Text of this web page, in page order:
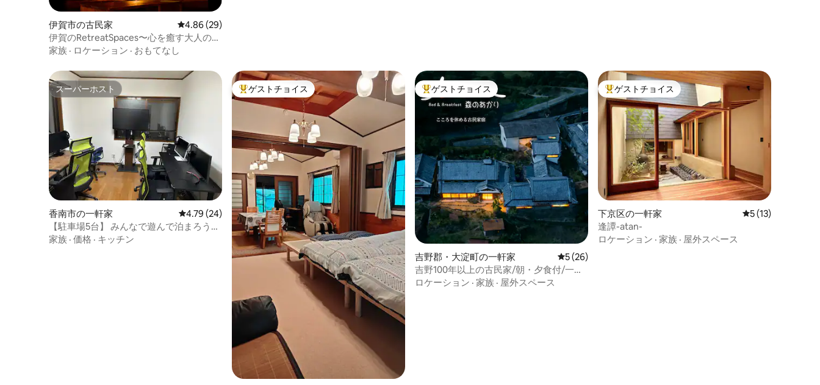
伊賀市の古民家 レビュー29件、5つ星中4.86つ星の平均評価
4.86 (29)
伊賀のRetreatSpaces〜心を癒す大人の空
間〜広々BBQスペース※一組限定貸切 ゴル
家族 · ロケーション · おもてなし
スーパーホスト
スーパーホスト
香南市の一軒家 レビュー24件、5つ星中4.79つ星の平均評価
4.79 (24)
【駐車場5台】 みんなで遊んで泊まろう！
【USJまで1時間半・トコジラミなし】
家族 · 価格 · キッチン
大好評のゲストチョイスです。
ゲストチョイス 大好評のゲストチョイスです。
ゲストチョイス
吉野郡・大淀町の一軒家 レビュー26件、5つ星中5つ星の平均評価
5 (26)
吉野100年以上の古民家/朝・夕食付/一日
一組限定/緑に囲まれた静かな宿
ロケーション · 家族 · 屋外スペース
大好評のゲストチョイスです。
ゲストチョイス
下京区の一軒家 レビュー13件、5
5 (13)
逢譚-atan-
ロケーション · 家族 · 屋外スペース